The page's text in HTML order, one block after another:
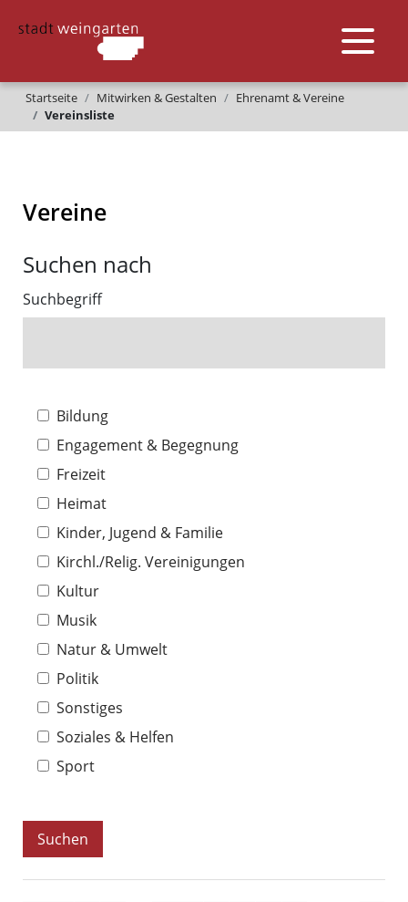
Startseite Mitwirken & Gestalten
Ehrenamt & Vereine
Vereinsliste
Vereine
Suchen nach
Suchbegriff
Bildung
Engagement & Begegnung
Freizeit
Heimat
Kinder, Jugend & Familie
Kirchl./Relig. Vereinigungen
Kultur
Musik
Natur & Umwelt
Politik
Sonstiges
Soziales & Helfen
Sport